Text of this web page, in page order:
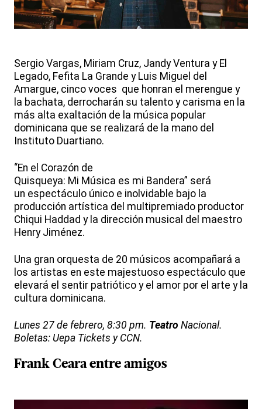
Sergio Vargas, Miriam Cruz, Jandy Ventura y El
Legado, Fefita La Grande y Luis Miguel del
Amargue, cinco voces que honran el merengue y
la bachata, derrocharán su talento y carisma en la
más alta exaltación de la música popular
dominicana que se realizará de la mano del
Instituto Duartiano.
“En el Corazón de
Quisqueya: Mi Música es mi Bandera” será
un espectáculo único e inolvidable bajo la
producción artística del multipremiado productor
Chiqui Haddad y la dirección musical del maestro
Henry Jiménez.
Una gran orquesta de 20 músicos acompañará a
los artistas en este majestuoso espectáculo que
elevará el sentir patriótico y el amor por el arte y la
cultura dominicana.
Lunes 27 de febrero, 8:30 pm. Teatro Nacional.
Boletas: Uepa Tickets y CCN.
Frank Ceara entre amigos